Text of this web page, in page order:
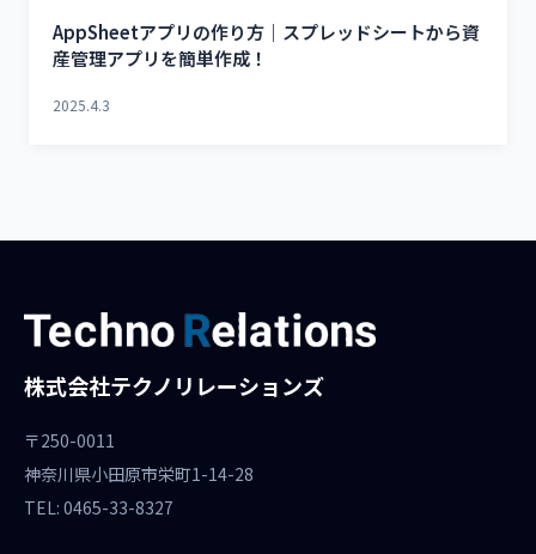
AppSheetアプリの作り方｜スプレッドシートから資
産管理アプリを簡単作成！
2025.4.3
株式会社テクノリレーションズ
〒250-0011
神奈川県小田原市栄町1-14-28
TEL: 0465-33-8327